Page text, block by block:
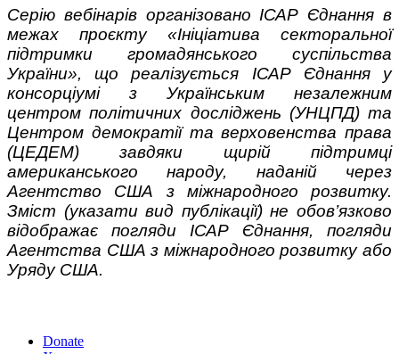
Серію вебінарів організовано ІСАР Єднання в
межах проєкту «Ініціатива секторальної
підтримки громадянського суспільства
України», що реалізується ІСАР Єднання у
консорціумі з Українським незалежним
центром політичних досліджень (УНЦПД) та
Центром демократії та верховенства права
(ЦЕДЕМ) завдяки щирій підтримці
американського народу, наданій через
Агентство США з міжнародного розвитку.
Зміст (указати вид публікації) не обов’язково
відображає погляди ІСАР Єднання, погляди
Агентства США з міжнародного розвитку або
Уряду США.
Donate